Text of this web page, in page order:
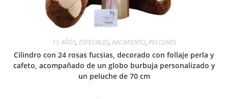
15 AÑOS, ESPECIALES, NACIMIENTO, PELCUHES
Cilindro con 24 rosas fucsias, decorado con follaje perla y
cafeto, acompañado de un globo burbuja personalizado y
un peluche de 70 cm